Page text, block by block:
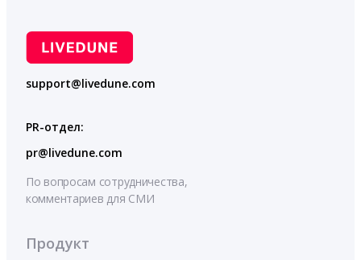
support@livedune.com
PR-отдел:
pr@livedune.com
По вопросам сотрудничества,
комментариев для СМИ
Продукт